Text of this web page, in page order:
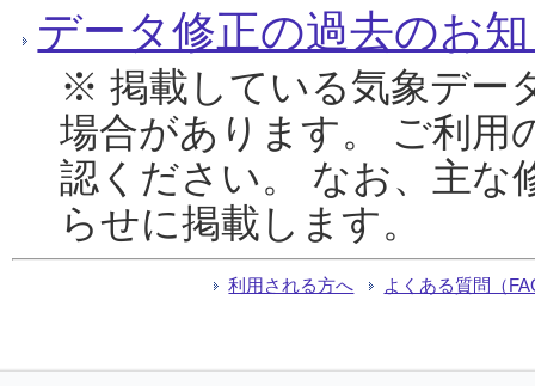
データ修正の過去のお
※ 掲載している気象デー
場合があります。 ご利用
認ください。 なお、主な
らせに掲載します。
利用される方へ よくある質問（